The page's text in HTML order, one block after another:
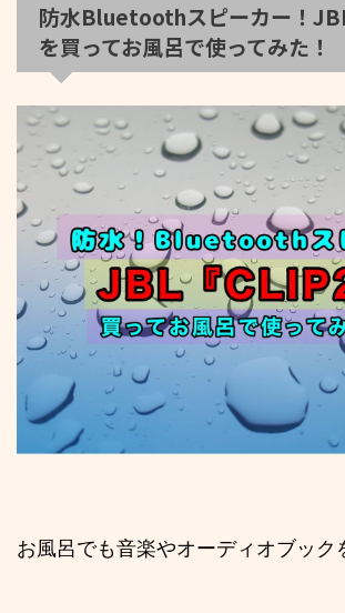
防水Bluetoothスピーカー！
を買ってお風呂で使ってみた！
お風呂でも音楽やオーディオブック